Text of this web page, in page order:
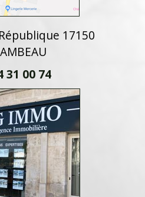
17150
31 00 74